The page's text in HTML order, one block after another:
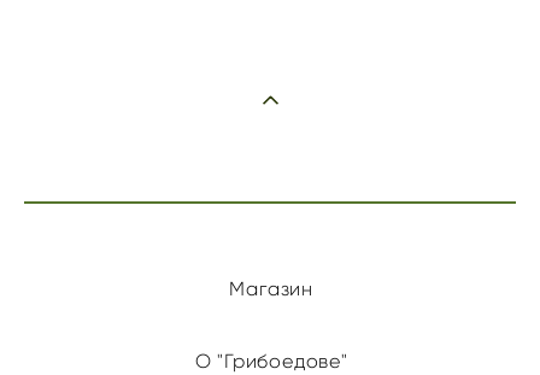
Магазин
О "Грибоедове"